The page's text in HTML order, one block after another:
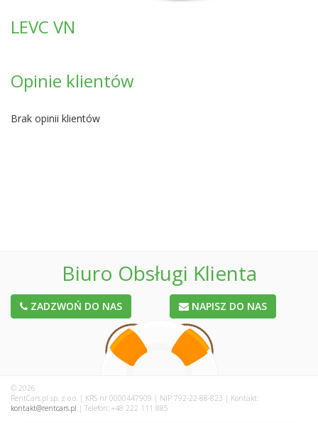
LEVC VN
Opinie klientów
Brak opinii klientów
Biuro Obsługi Klienta
ZADZWOŃ DO NAS NAPISZ DO NAS
© 2026
RentCars.pl sp. z o.o. | KRS nr 0000447909 | NIP 792-22-88-823 | Kontakt:
kontakt@rentcars.pl | Telefon: +48 222 111 885